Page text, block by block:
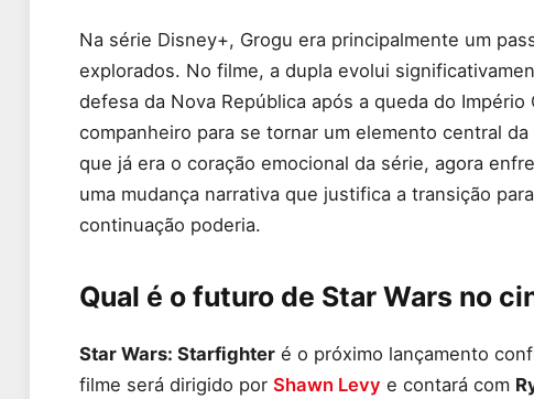
Na série Disney+, Grogu era principalmente um
explorados. No filme, a dupla evolui
defesa da Nova República após a queda do
companheiro para se tornar um elemento central
que já era o coração emocional da série, agora
uma mudança narrativa que justifica a transição
continuação poderia.
Qual é o futuro de Star Wars no
Star Wars: Starfighter é o próximo lançamento
filme será dirigido por Shawn Levy e contará com